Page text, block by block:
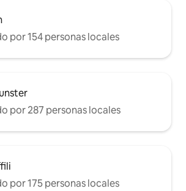
por 154 personas locales
por 287 personas locales
por 175 personas locales